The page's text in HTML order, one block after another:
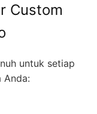
Custom
untuk setiap
Anda: